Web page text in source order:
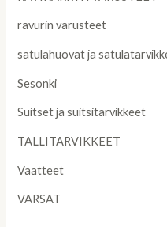
ravurin varusteet
satulahuovat ja
Sesonki
Suitset ja suitsitarvikkeet
TALLITARVIKKEET
Vaatteet
VARSAT